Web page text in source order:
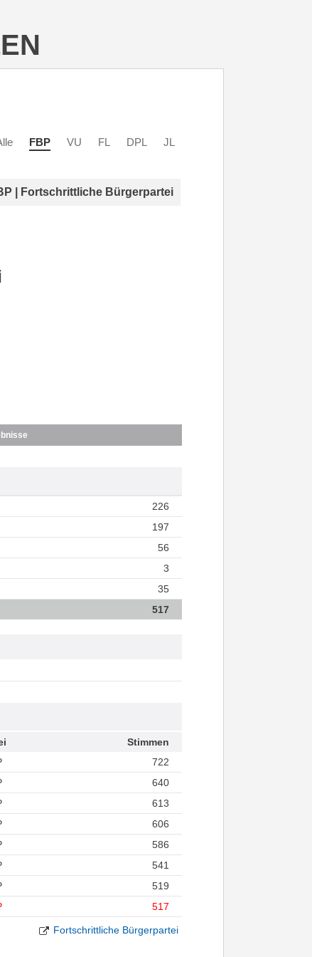
FBP VU FL DPL JL
| Fortschrittliche Bürgerpartei
226
197
56
3
35
517
Stimmen
722
640
613
606
586
541
519
517
Fortschrittliche Bürgerpartei